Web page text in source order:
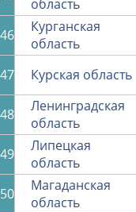
область
46
Курганская
область
47 Курская область
48
Ленинградская
область
49
Липецкая
область
50
Магаданская
область